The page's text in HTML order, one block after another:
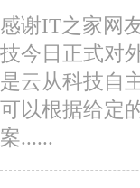
感谢IT之家网
技今日正式对
是云从科技自
可以根据给定
案......